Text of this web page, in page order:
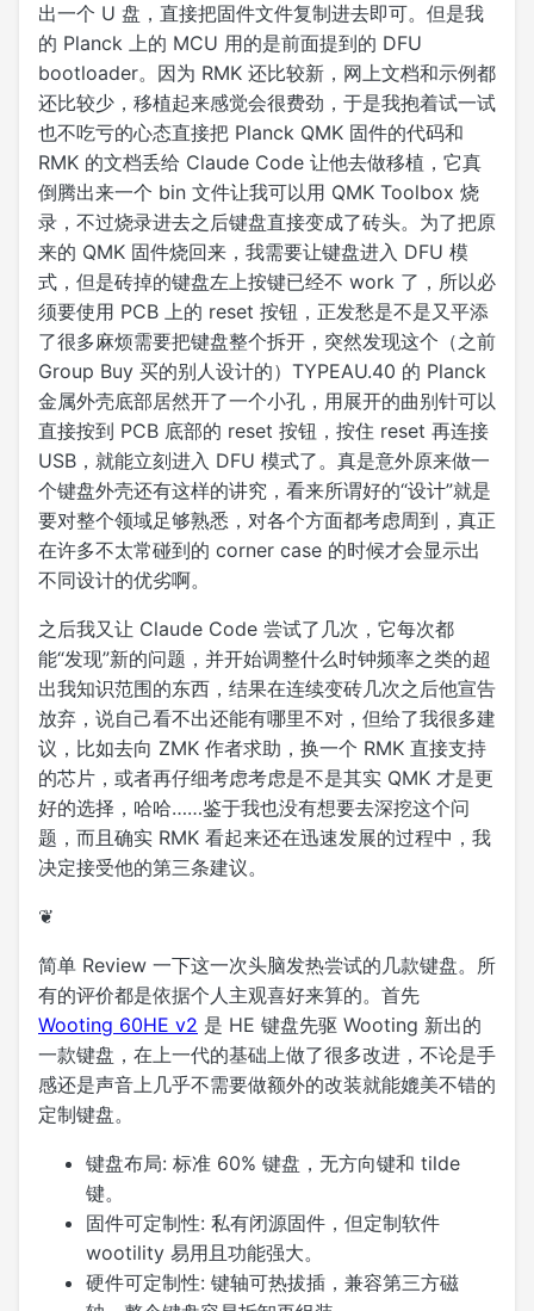
出一个 U 盘，直接把固件文件复制进去即可。但是我
的 Planck 上的 MCU 用的是前面提到的 DFU
bootloader。因为 RMK 还比较新，网上文档和示例都
还比较少，移植起来感觉会很费劲，于是我抱着试一试
也不吃亏的心态直接把 Planck QMK 固件的代码和
RMK 的文档丢给 Claude Code 让他去做移植，它真
倒腾出来一个 bin 文件让我可以用 QMK Toolbox 烧
录，不过烧录进去之后键盘直接变成了砖头。为了把原
来的 QMK 固件烧回来，我需要让键盘进入 DFU 模
式，但是砖掉的键盘左上按键已经不 work 了，所以必
须要使用 PCB 上的 reset 按钮，正发愁是不是又平添
了很多麻烦需要把键盘整个拆开，突然发现这个（之前
Group Buy 买的别人设计的）TYPEAU.40 的 Planck
金属外壳底部居然开了一个小孔，用展开的曲别针可以
直接按到 PCB 底部的 reset 按钮，按住 reset 再连接
USB，就能立刻进入 DFU 模式了。真是意外原来做一
个键盘外壳还有这样的讲究，看来所谓好的“设计”就是
要对整个领域足够熟悉，对各个方面都考虑周到，真正
在许多不太常碰到的 corner case 的时候才会显示出
不同设计的优劣啊。
之后我又让 Claude Code 尝试了几次，它每次都
能“发现”新的问题，并开始调整什么时钟频率之类的超
出我知识范围的东西，结果在连续变砖几次之后他宣告
放弃，说自己看不出还能有哪里不对，但给了我很多建
议，比如去向 ZMK 作者求助，换一个 RMK 直接支持
的芯片，或者再仔细考虑考虑是不是其实 QMK 才是更
好的选择，哈哈……鉴于我也没有想要去深挖这个问
题，而且确实 RMK 看起来还在迅速发展的过程中，我
决定接受他的第三条建议。
❦
简单 Review 一下这一次头脑发热尝试的几款键盘。所
有的评价都是依据个人主观喜好来算的。首先
Wooting 60HE v2 是 HE 键盘先驱 Wooting 新出的
一款键盘，在上一代的基础上做了很多改进，不论是手
感还是声音上几乎不需要做额外的改装就能媲美不错的
定制键盘。
键盘布局: 标准 60% 键盘，无方向键和 tilde
键。
固件可定制性: 私有闭源固件，但定制软件
wootility 易用且功能强大。
硬件可定制性: 键轴可热拔插，兼容第三方磁